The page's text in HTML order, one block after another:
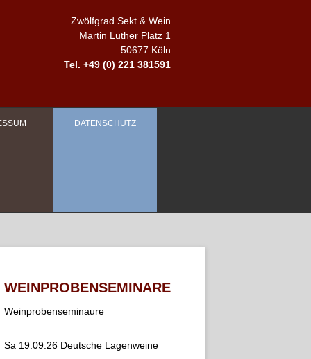
Zwölfgrad Sekt & Wein
Martin Luther Platz 1
50677 Köln
Tel. +49 (0) 221 381591
DATENSCHUTZ
WEINPROBENSEMINARE
Weinprobenseminaure
Sa 19.09.26 Deutsche Lagenweine